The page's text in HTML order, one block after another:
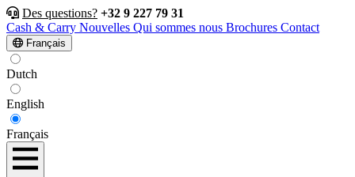
Des questions? +32 9 227 79 31
Cash & Carry Nouvelles Qui sommes nous Brochures Contact
Français
Dutch
English
Français